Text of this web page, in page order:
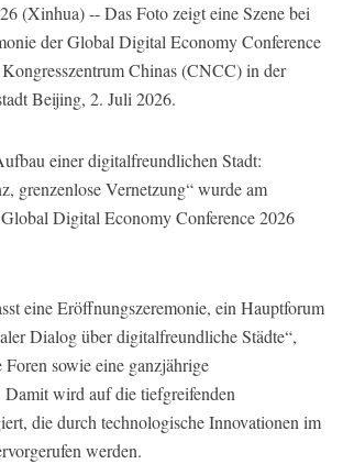
(Xinhua) -- Das Foto zeigt eine Szene bei
der Global Digital Economy Conference
Chinas (CNCC) in der
Beijing, 2. Juli 2026.
einer digitalfreundlichen Stadt:
grenzenlose Vernetzung“ wurde am
Digital Economy Conference 2026
eine Eröffnungszeremonie, ein Hauptforum
Dialog über digitalfreundliche Städte“,
Foren sowie eine ganzjährige
Damit wird auf die tiefgreifenden
die durch technologische Innovationen im
werden.